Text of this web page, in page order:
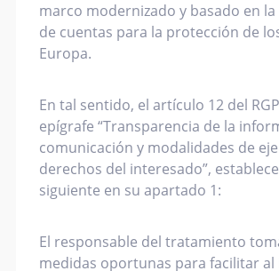
marco modernizado y basado en
de cuentas para la protección de
Europa.
En tal sentido, el artículo 12 del
epígrafe “Transparencia de la
comunicación y modalidades de
derechos del interesado”,
siguiente en su apartado 1:
El responsable del tratamiento
medidas oportunas para facilitar